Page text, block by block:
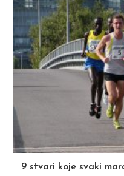
9 stvari koje svaki